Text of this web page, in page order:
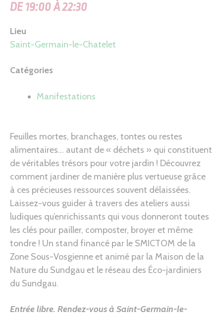
DE 19:00 À 22:30
Lieu
Saint-Germain-le-Chatelet
Catégories
Manifestations
Feuilles mortes, branchages, tontes ou restes
alimentaires… autant de « déchets » qui constituent
de véritables trésors pour votre jardin ! Découvrez
comment jardiner de manière plus vertueuse grâce
à ces précieuses ressources souvent délaissées.
Laissez-vous guider à travers des ateliers aussi
ludiques qu’enrichissants qui vous donneront toutes
les clés pour pailler, composter, broyer et même
tondre ! Un stand financé par le SMICTOM de la
Zone Sous-Vosgienne et animé par la Maison de la
Nature du Sundgau et le réseau des Éco-jardiniers
du Sundgau.
Entrée libre. Rendez-vous à Saint-Germain-le-